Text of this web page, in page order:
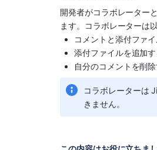
開発者がコラボレーター
ます。コラボレーターは
コメントと添付ファ
添付ファイルを追加
自分のコメントを削除
コラボレーターは
きません。